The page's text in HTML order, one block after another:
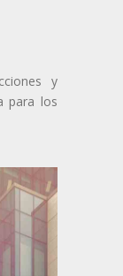
y
para los